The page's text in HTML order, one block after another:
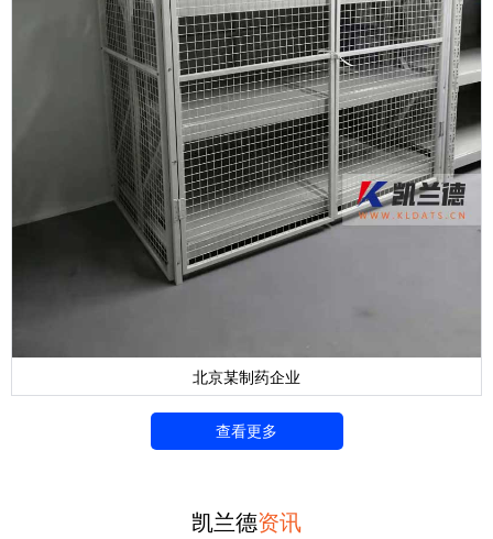
北京某制药企业
查看更多
凯兰德资讯